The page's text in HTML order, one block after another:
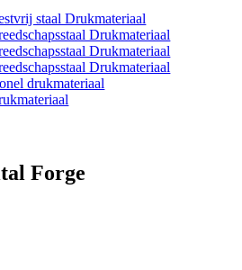
staal Drukmateriaal
Drukmateriaal
Drukmateriaal
Drukmateriaal
drukmateriaal
Forge